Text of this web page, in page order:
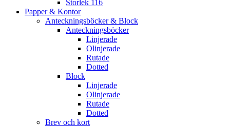
Storlek 116
Papper & Kontor
Anteckningsböcker & Block
Anteckningsböcker
Linjerade
Olinjerade
Rutade
Dotted
Block
Linjerade
Olinjerade
Rutade
Dotted
Brev och kort